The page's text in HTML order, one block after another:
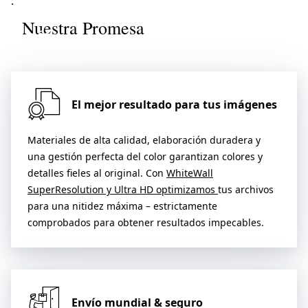
más
Nuestra Promesa
El mejor resultado para tus imágenes
Materiales de alta calidad, elaboración duradera y
una gestión perfecta del color garantizan colores y
detalles fieles al original. Con WhiteWall
SuperResolution y Ultra HD optimizamos tus archivos
para una nitidez máxima – estrictamente
comprobados para obtener resultados impecables.
Envío mundial & seguro